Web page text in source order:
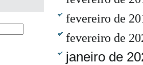
fevereiro de
fevereiro de
janeiro de